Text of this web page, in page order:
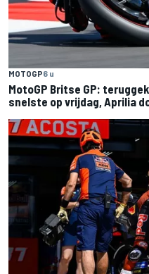
MOTOGP6 u
MotoGP Britse GP:
snelste op vrijdag, Aprilia